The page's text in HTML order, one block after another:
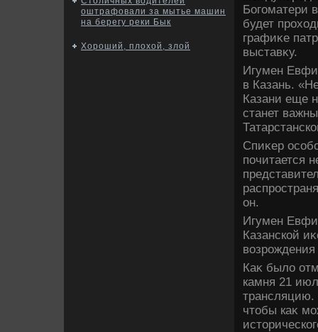
оштрафовали за мытье машин
на берегу реки Бык
Хороший, плохой, злой
Богоматери
будет
графиκе
выставκу.
Игумен
в Казань.
Казани еще
станет
Спиκер
почитается
он.
Игумен
Казанской
Каκ былο
камня 21
трансляцию.
чтοбы каκ